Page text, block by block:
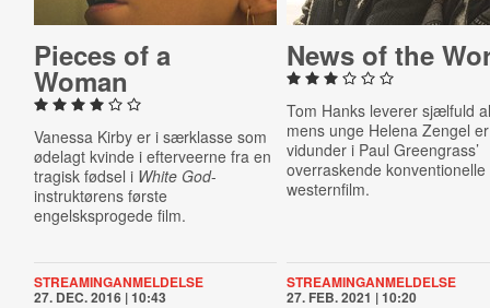
Pieces of a
Woman
Vanessa Kirby er i særklasse som
ødelagt kvinde i efterveerne fra en
tragisk fødsel i White God-
instruktørens første
engelsksprogede film.
News of the
Tom Hanks leverer sjælfuld
mens unge Helena Zengel
vidunder i Paul Greengrass’
overraskende konventionelle
westernfilm.
STREAMINGANMELDELSE
27. DEC. 2016 | 10:43
STREAMINGANMELDELSE
27. FEB. 2021 | 10:20